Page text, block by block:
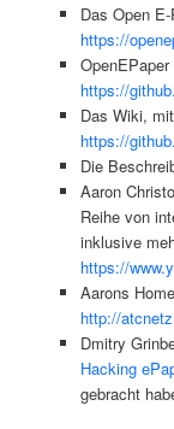
Das Open
https://
https://
Das Wiki,
https://
Die
Aaron
Reihe von
inklusive
https://
Aarons
http://
Dmitry
Hacking
gebracht